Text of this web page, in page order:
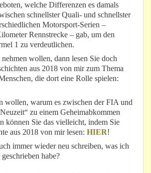
welche Differenzen es damals
schnellster Quali- und schnellster
Motorsport-Serien –
Rennstrecke – gab, um den
1 zu verdeutlichen.
wollen, dann lesen Sie doch
aus 2018 von mir zum Thema
die dort eine Rolle spielen:
wollen, warum es zwischen der FIA und
zu einem Geheimabkommen
können Sie das vielleicht, indem Sie
aus 2018 von mir lesen: HIER!
immer wieder neu schreiben, was ich
habe?